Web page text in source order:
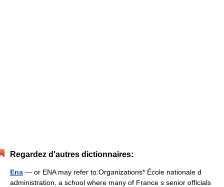
Regardez d'autres dictionnaires:
Ena — or ENA may refer to:Organizations* École nationale d
administration, a school where many of France s senior officials